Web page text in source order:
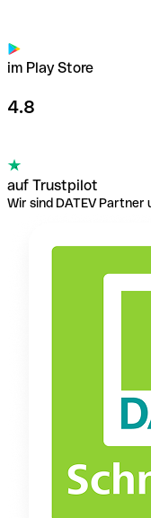
im Play Store
4.8
auf Trustpilot
Wir sind DATEV